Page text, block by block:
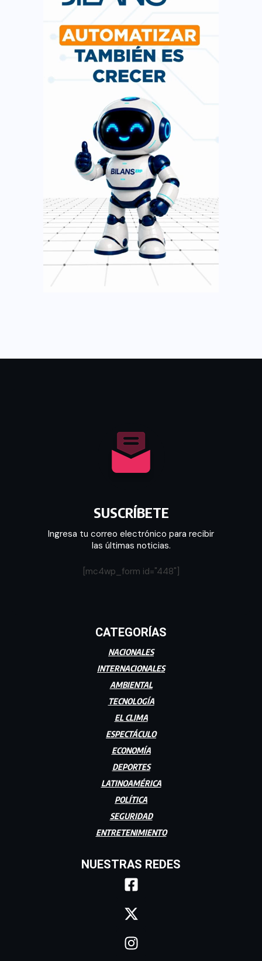
SUSCRÍBETE
Ingresa tu correo electrónico para recibir
las últimas noticias.
[mc4wp_form id="448"]
CATEGORÍAS
NACIONALES
INTERNACIONALES
AMBIENTAL
TECNOLOGÍA
EL CLIMA
ESPECTÁCULO
ECONOMÍA
DEPORTES
LATINOAMÉRICA
POLÍTICA
SEGURIDAD
ENTRETENIMIENTO
NUESTRAS REDES